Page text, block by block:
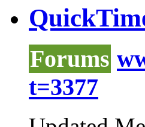
Forums
t=3377